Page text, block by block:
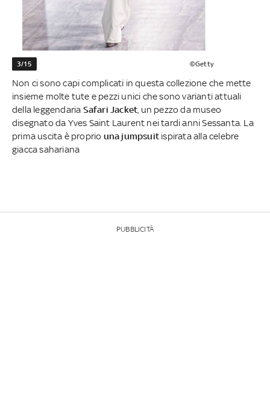
3/15 ©Getty
Non ci sono capi complicati in questa collezione che mette
insieme molte tute e pezzi unici che sono varianti attuali
della leggendaria Safari Jacket , un pezzo da museo
disegnato da Yves Saint Laurent nei tardi anni Sessanta. La
prima uscita è proprio una jumpsuit ispirata alla celebre
giacca sahariana
PUBBLICITÀ